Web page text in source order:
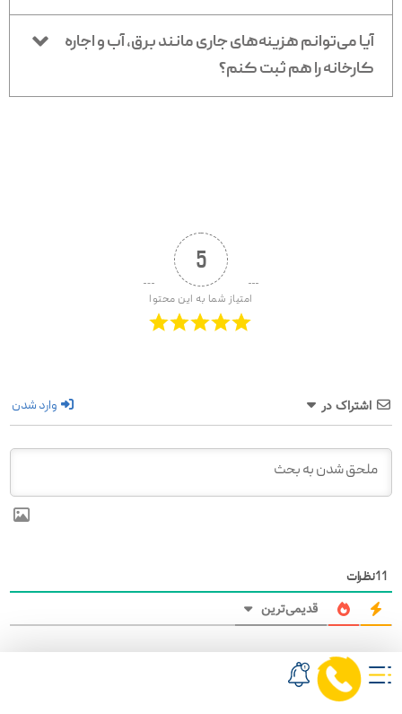
آیا می‌توانم هزینه‌های جاری مانند برق، آب و اجاره
کارخانه را هم ثبت کنم؟
5
امتیاز شما به این محتوا
اشتراک در وارد شدن
11نظرات
قدیمی‌ترین
سلمان 9 ماه قبل